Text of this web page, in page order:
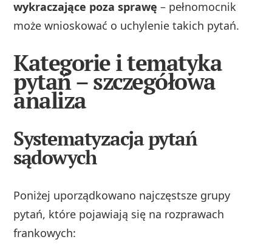
wykraczające poza sprawę – pełnomocnik
może wnioskować o uchylenie takich pytań.
Kategorie i tematyka
pytań – szczegółowa
analiza
Systematyzacja pytań
sądowych
Poniżej uporządkowano najczęstsze grupy
pytań, które pojawiają się na rozprawach
frankowych: